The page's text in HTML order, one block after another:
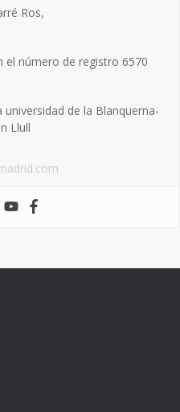
Ros,
el número de registro 6570
de la Blanquerna-
Llull